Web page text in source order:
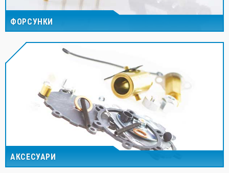
ФОРСУНКИ
АКСЕСУАРИ